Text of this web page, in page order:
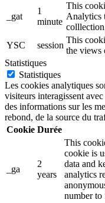
_gat
1
minute
This
Analytics
YSC
session
This
the views
Statistiques
Statistiques
Les cookies analytiques
visiteurs interagissent
des informations sur les
rebond, de la source du
Cookie Durée
_ga
2
years
This
cookie is
data and
analytics
number